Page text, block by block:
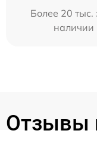
Более 20 тыс.
наличии
Отзывы